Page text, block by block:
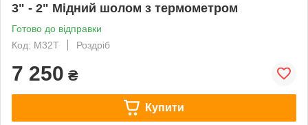
3" - 2" Мідний шолом з термометром
Готово до відправки
Код: М32T
Роздріб
7 250 ₴
Купити